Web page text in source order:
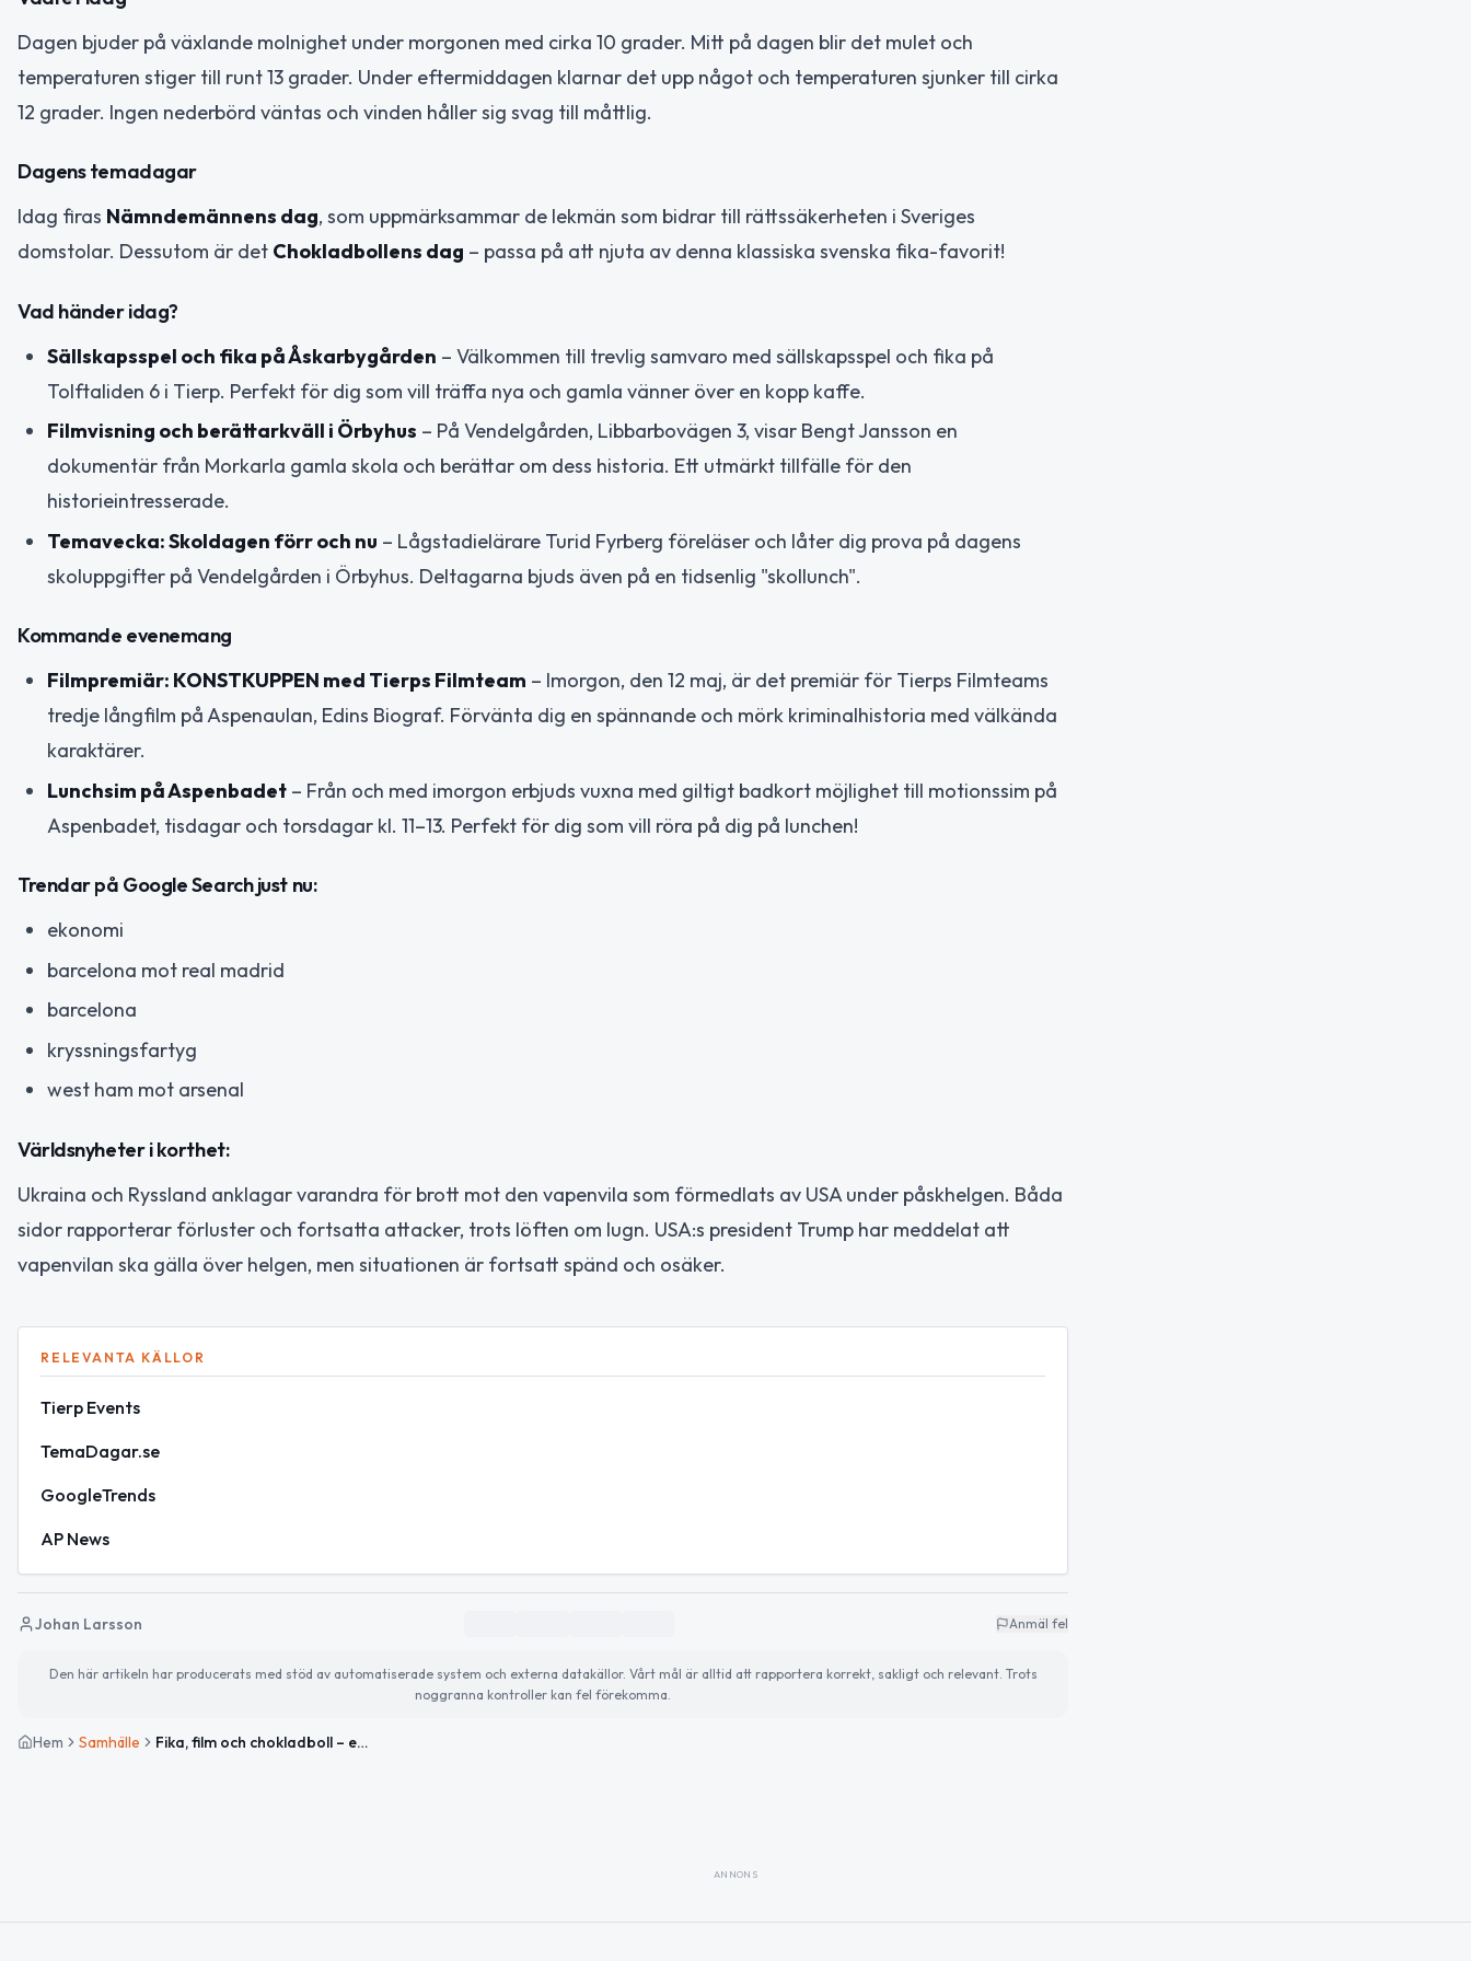
Dagen bjuder på växlande molnighet under morgonen med cirka 10 grader. Mitt på dagen blir det mulet och
temperaturen stiger till runt 13 grader. Under eftermiddagen klarnar det upp något och temperaturen sjunker till cirka
12 grader. Ingen nederbörd väntas och vinden håller sig svag till måttlig.
Dagens temadagar
Idag firas Nämndemännens dag, som uppmärksammar de lekmän som bidrar till rättssäkerheten i Sveriges
domstolar. Dessutom är det Chokladbollens dag – passa på att njuta av denna klassiska svenska fika-favorit!
Vad händer idag?
Sällskapsspel och fika på Åskarbygården – Välkommen till trevlig samvaro med sällskapsspel och fika på
Tolftaliden 6 i Tierp. Perfekt för dig som vill träffa nya och gamla vänner över en kopp kaffe.
Filmvisning och berättarkväll i Örbyhus – På Vendelgården, Libbarbovägen 3, visar Bengt Jansson en
dokumentär från Morkarla gamla skola och berättar om dess historia. Ett utmärkt tillfälle för den
historieintresserade.
Temavecka: Skoldagen förr och nu – Lågstadielärare Turid Fyrberg föreläser och låter dig prova på dagens
skoluppgifter på Vendelgården i Örbyhus. Deltagarna bjuds även på en tidsenlig "skollunch".
Kommande evenemang
Filmpremiär: KONSTKUPPEN med Tierps Filmteam – Imorgon, den 12 maj, är det premiär för Tierps Filmteams
tredje långfilm på Aspenaulan, Edins Biograf. Förvänta dig en spännande och mörk kriminalhistoria med välkända
karaktärer.
Lunchsim på Aspenbadet – Från och med imorgon erbjuds vuxna med giltigt badkort möjlighet till motionssim på
Aspenbadet, tisdagar och torsdagar kl. 11–13. Perfekt för dig som vill röra på dig på lunchen!
Trendar på Google Search just nu:
ekonomi
barcelona mot real madrid
barcelona
kryssningsfartyg
west ham mot arsenal
Världsnyheter i korthet:
Ukraina och Ryssland anklagar varandra för brott mot den vapenvila som förmedlats av USA under påskhelgen. Båda
sidor rapporterar förluster och fortsatta attacker, trots löften om lugn. USA:s president Trump har meddelat att
vapenvilan ska gälla över helgen, men situationen är fortsatt spänd och osäker.
RELEVANTA KÄLLOR
Tierp Events
TemaDagar.se
GoogleTrends
AP News
Johan Larsson Anmäl fel
Den här artikeln har producerats med stöd av automatiserade system och externa datakällor. Vårt mål är alltid att rapportera korrekt, sakligt och relevant. Trots
noggranna kontroller kan fel förekomma.
Hem Samhälle Fika, film och chokladboll – en dag för gemenskap
ANNONS